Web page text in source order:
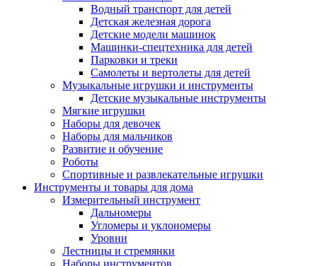
Водный транспорт для детей
Детская железная дорога
Детские модели машинок
Машинки-спецтехника для детей
Парковки и треки
Самолеты и вертолеты для детей
Музыкальные игрушки и инструменты
Детские музыкальные инструменты
Мягкие игрушки
Наборы для девочек
Наборы для мальчиков
Развитие и обучение
Роботы
Спортивные и развлекательные игрушки
Инструменты и товары для дома
Измерительный инструмент
Дальномеры
Угломеры и уклономеры
Уровни
Лестницы и стремянки
Наборы инструментов